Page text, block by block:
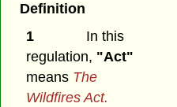
Definition
1
In this
regulation, "Act"
means The
Wildfires Act.